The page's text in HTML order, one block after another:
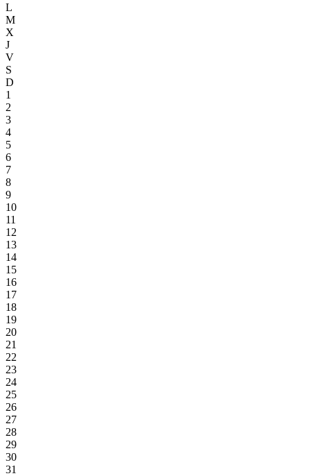
L
M
X
J
V
S
D
1
2
3
4
5
6
7
8
9
10
11
12
13
14
15
16
17
18
19
20
21
22
23
24
25
26
27
28
29
30
31